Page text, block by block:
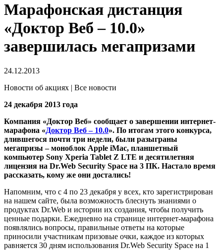
Марафонская дистанция
«Доктор Веб – 10.0»
завершилась мегапризами
24.12.2013
Новости об акциях | Все новости
24 декабря 2013 года
Компания «Доктор Веб» сообщает о завершении интернет-
марафона «Доктор Веб – 10.0». По итогам этого конкурса,
длившегося почти три недели, были разыграны
мегапризы – моноблок Apple iMac, планшетный
компьютер Sony Xperia Tablet Z LTE и десятилетняя
лицензия на Dr.Web Security Space на 3 ПК. Настало время
рассказать, кому же они достались!
Напомним, что с 4 по 23 декабря у всех, кто зарегистрирован
на нашем сайте, была возможность блеснуть знаниями о
продуктах Dr.Web и истории их создания, чтобы получить
ценные подарки. Ежедневно на странице интернет-марафона
появлялись вопросы, правильные ответы на которые
приносили участникам призовые очки, каждое из которых
равняется 30 дням использования Dr.Web Security Space на 1